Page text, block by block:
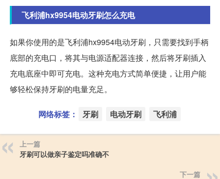
飞利浦hx9954电动牙刷怎么充电
如果你使用的是飞利浦hx9954电动牙刷，只需要找到手柄
底部的充电口，将其与电源适配器连接，然后将牙刷插入
充电底座中即可充电。这种充电方式简单便捷，让用户能
够轻松保持牙刷的电量充足。
网络标签： 牙刷 电动牙刷 飞利浦
上一篇
牙刷可以做亲子鉴定吗准确不
下一篇